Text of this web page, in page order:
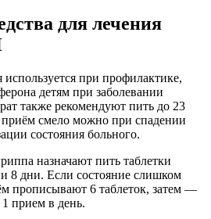
для лечения
при профилактике,
детям при заболевании
также рекомендуют пить до 23
приём смело можно при спадении
состояния больного.
назначают пить таблетки
8 дни. Если состояние слишком
прописывают 6 таблеток, затем —
прием в день.